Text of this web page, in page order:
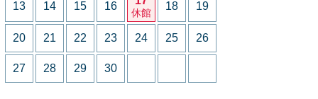
13 14 15 16
休館
18 19
20 21 22 23 24 25 26
27 28 29 30